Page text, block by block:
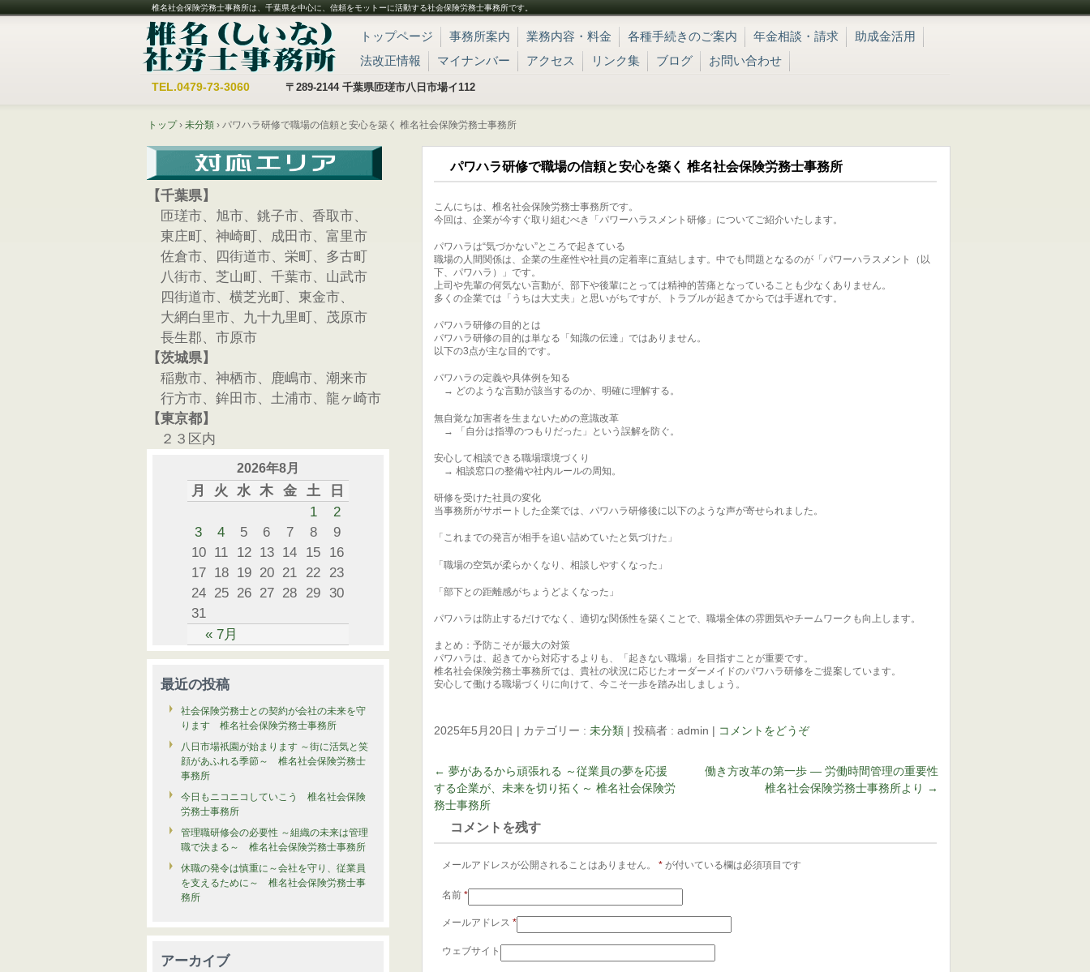
椎名社会保険労務士事務所は、千葉県を中心に、信頼をモットーに活動する社会保険労務士事務所です。
TEL.0479-73-3060 〒289-2144 千葉県匝瑳市八日市場イ112
トップページ 事務所案内 業務内容・料金 各種手続きのご案内 年金相談・請求
助成金活用
法改正情報
マイナンバー アクセス リンク集 ブログ お問い合わせ
トップ › 未分類 › パワハラ研修で職場の信頼と安心を築く 椎名社会保険労務士事務所
パワハラ研修で職場の信頼と安心を築く 椎名社会保険労務士事務所
こんにちは、椎名社会保険労務士事務所です。
今回は、企業が今すぐ取り組むべき「パワーハラスメント研修」についてご紹介いたします。
パワハラは“気づかない”ところで起きている
職場の人間関係は、企業の生産性や社員の定着率に直結します。中でも問題となるのが「パワーハラスメント（以
下、パワハラ）」です。
上司や先輩の何気ない言動が、部下や後輩にとっては精神的苦痛となっていることも少なくありません。
多くの企業では「うちは大丈夫」と思いがちですが、トラブルが起きてからでは手遅れです。
パワハラ研修の目的とは
パワハラ研修の目的は単なる「知識の伝達」ではありません。
以下の3点が主な目的です。
パワハラの定義や具体例を知る
→ どのような言動が該当するのか、明確に理解する。
無自覚な加害者を生まないための意識改革
→ 「自分は指導のつもりだった」という誤解を防ぐ。
安心して相談できる職場環境づくり
→ 相談窓口の整備や社内ルールの周知。
研修を受けた社員の変化
当事務所がサポートした企業では、パワハラ研修後に以下のような声が寄せられました。
「これまでの発言が相手を追い詰めていたと気づけた」
「職場の空気が柔らかくなり、相談しやすくなった」
「部下との距離感がちょうどよくなった」
パワハラは防止するだけでなく、適切な関係性を築くことで、職場全体の雰囲気やチームワークも向上します。
まとめ：予防こそが最大の対策
パワハラは、起きてから対応するよりも、「起きない職場」を目指すことが重要です。
椎名社会保険労務士事務所では、貴社の状況に応じたオーダーメイドのパワハラ研修をご提案しています。
安心して働ける職場づくりに向けて、今こそ一歩を踏み出しましょう。
2025年5月20日 | カテゴリー :未分類 |投稿者 : admin | コメントをどうぞ
← 夢があるから頑張れる ～従業員の夢を応援
する企業が、未来を切り拓く～ 椎名社会保険労
務士事務所
働き方改革の第一歩 ― 労働時間管理の重要性
椎名社会保険労務士事務所より →
コメントを残す
メールアドレスが公開されることはありません。* が付いている欄は必須項目です
名前*
メールアドレス*
ウェブサイト
【千葉県】
匝瑳市、旭市、銚子市、香取市、
東庄町、神崎町、成田市、富里市
佐倉市、四街道市、栄町、多古町
八街市、芝山町、千葉市、山武市
四街道市、横芝光町、東金市、
大網白里市、九十九里町、茂原市
長生郡、市原市
【茨城県】
稲敷市、神栖市、鹿嶋市、潮来市
行方市、鉾田市、土浦市、龍ヶ崎市
【東京都】
２３区内
2026年8月
月 火 水 木 金 土 日
« 7月
1
2
3
4 5 6 7 8
9
10 11 12 13 14 15 16
17 18 19 20 21 22 23
24 25 26 27 28 29 30
31
最近の投稿
社会保険労務士との契約が会社の未来を守
ります 椎名社会保険労務士事務所
八日市場祇園が始まります ～街に活気と笑
顔があふれる季節～ 椎名社会保険労務士
事務所
今日もニコニコしていこう 椎名社会保険
労務士事務所
管理職研修会の必要性 ～組織の未来は管理
職で決まる～ 椎名社会保険労務士事務所
休職の発令は慎重に～会社を守り、従業員
を支えるために～ 椎名社会保険労務士事
務所
アーカイブ